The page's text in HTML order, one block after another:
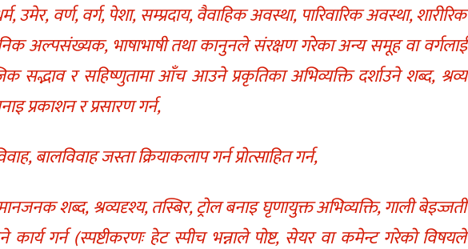
वर्ण, वर्ग, पेशा, सम्प्रदाय, वैवाहिक अवस्था, पारिवारिक अवस्था, शारीरिक
अल्पसंख्यक, भाषाभाषी तथा कानुनले संरक्षण गरेका अन्य समूह वा वर्गलाई
सद्भाव र सहिष्णुतामा आँच आउने प्रकृतिका अभिव्यक्ति दर्शाउने शब्द, श्रव्य
प्रकाशन र प्रसारण गर्न,
बालविवाह जस्ता क्रियाकलाप गर्न प्रोत्साहित गर्न,
शब्द, श्रव्यदृश्य, तस्बिर, ट्रोल बनाइ घृणायुक्त अभिव्यक्ति, गाली बेइज्जती
कार्य गर्न (स्पष्टीकरणः हेट स्पीच भन्नाले पोष्ट, सेयर वा कमेन्ट गरेको विषयले